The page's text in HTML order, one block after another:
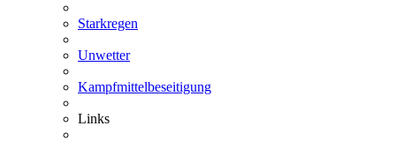
Starkregen
Unwetter
Kampfmittelbeseitigung
Links